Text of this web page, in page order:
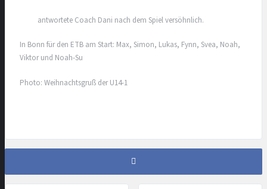
antwortete Coach Dani nach dem Spiel versöhnlich.
In Bonn für den ETB am Start: Max, Simon, Lukas, Fynn, Svea, Noah,
Viktor und Noah-Su
Photo: Weihnachtsgruß der U14-1